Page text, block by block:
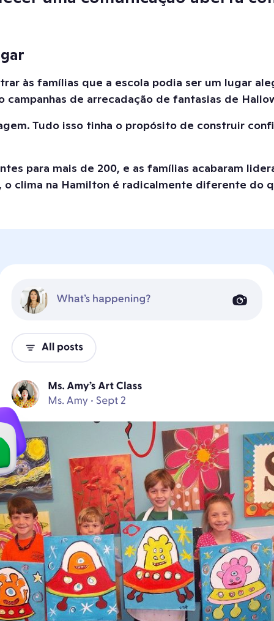
às famílias que a escola podia ser um lugar
de arrecadação de fantasias de
Tudo isso tinha o propósito de construir
para mais de 200, e as famílias acabaram
clima na Hamilton é radicalmente diferente do